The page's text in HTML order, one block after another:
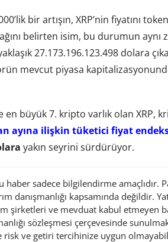
bir artışın, XRP’nin fiyatını
belirten isim, bu durumun
27.173.196.123.498 dolara
mevcut piyasa
en büyük 7. kripto varlık olan XRP,
ayına ilişkin tüketici fiyat
yakın seyrini sürdürüyor.
haber sadece bilgilendirme amaçlıdır.
danışmanlığı kapsamında değildir.
şirketleri ve mevduat kabul etmeyen
sözleşmesi çerçevesinde
ve getiri tercihinize uygun